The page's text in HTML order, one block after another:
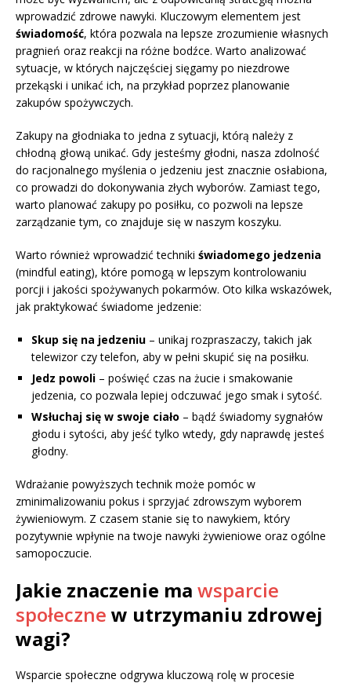
wprowadzić zdrowe nawyki. Kluczowym elementem jest
świadomość, która pozwala na lepsze zrozumienie własnych
pragnień oraz reakcji na różne bodźce. Warto analizować
sytuacje, w których najczęściej sięgamy po niezdrowe
przekąski i unikać ich, na przykład poprzez planowanie
zakupów spożywczych.
Zakupy na głodniaka to jedna z sytuacji, którą należy z
chłodną głową unikać. Gdy jesteśmy głodni, nasza zdolność
do racjonalnego myślenia o jedzeniu jest znacznie osłabiona,
co prowadzi do dokonywania złych wyborów. Zamiast tego,
warto planować zakupy po posiłku, co pozwoli na lepsze
zarządzanie tym, co znajduje się w naszym koszyku.
Warto również wprowadzić techniki świadomego jedzenia
(mindful eating), które pomogą w lepszym kontrolowaniu
porcji i jakości spożywanych pokarmów. Oto kilka wskazówek,
jak praktykować świadome jedzenie:
Skup się na jedzeniu – unikaj rozpraszaczy, takich jak
telewizor czy telefon, aby w pełni skupić się na posiłku.
Jedz powoli – poświęć czas na żucie i smakowanie
jedzenia, co pozwala lepiej odczuwać jego smak i sytość.
Wsłuchaj się w swoje ciało – bądź świadomy sygnałów
głodu i sytości, aby jeść tylko wtedy, gdy naprawdę jesteś
głodny.
Wdrażanie powyższych technik może pomóc w
zminimalizowaniu pokus i sprzyjać zdrowszym wyborem
żywieniowym. Z czasem stanie się to nawykiem, który
pozytywnie wpłynie na twoje nawyki żywieniowe oraz ogólne
samopoczucie.
Jakie znaczenie ma wsparcie
społeczne w utrzymaniu zdrowej
wagi?
Wsparcie społeczne odgrywa kluczową rolę w procesie